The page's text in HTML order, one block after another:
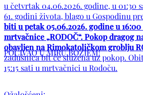
u četvrtak 04.06.2026. godine, u 01:30
61. godini života, blago u Gospodinu
biti u petak 05.06.2026. godine u
mrtvačnice „RODOČ“. Pokop dragog
obavljen na Rimokatoličkom groblju
zadušnica bit će služena uz pokop.
15:15 sati u mrtvačnici u Rodoču.
POČIVAO U MIRU BOŽJEM!